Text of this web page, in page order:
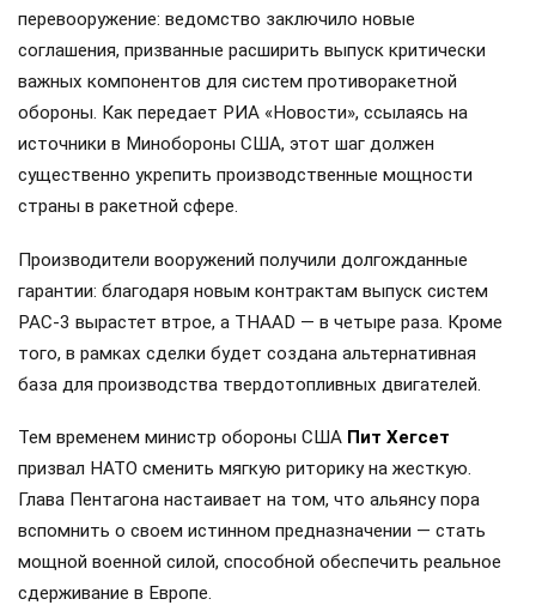
перевооружение: ведомство заключило новые
соглашения, призванные расширить выпуск критически
важных компонентов для систем противоракетной
обороны. Как передает РИА «Новости», ссылаясь на
источники в Минобороны США, этот шаг должен
существенно укрепить производственные мощности
страны в ракетной сфере.
Производители вооружений получили долгожданные
гарантии: благодаря новым контрактам выпуск систем
PAC-3 вырастет втрое, а THAAD — в четыре раза. Кроме
того, в рамках сделки будет создана альтернативная
база для производства твердотопливных двигателей.
Тем временем министр обороны США Пит Хегсет
призвал НАТО сменить мягкую риторику на жесткую.
Глава Пентагона настаивает на том, что альянсу пора
вспомнить о своем истинном предназначении — стать
мощной военной силой, способной обеспечить реальное
сдерживание в Европе.